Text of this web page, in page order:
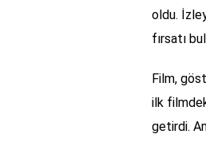
oldu.
fırsatı
Film,
ilk
getirdi.